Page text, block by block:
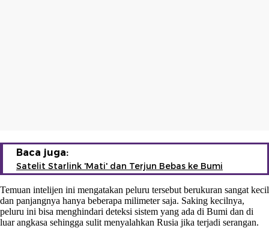
Baca juga:
Satelit Starlink 'Mati' dan Terjun Bebas ke Bumi
Temuan intelijen ini mengatakan peluru tersebut berukuran sangat kecil
dan panjangnya hanya beberapa milimeter saja. Saking kecilnya,
peluru ini bisa menghindari deteksi sistem yang ada di Bumi dan di
luar angkasa sehingga sulit menyalahkan Rusia jika terjadi serangan.